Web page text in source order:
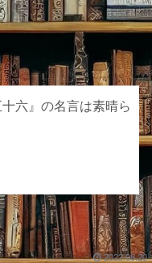
六』の名言は素晴ら
2022.08.20